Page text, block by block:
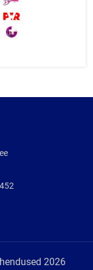
2026